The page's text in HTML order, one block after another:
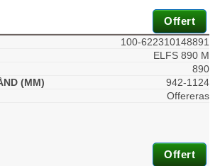
Offert
100-622310148891
ELFS 890 M
890
942-1124
Offereras
Offert